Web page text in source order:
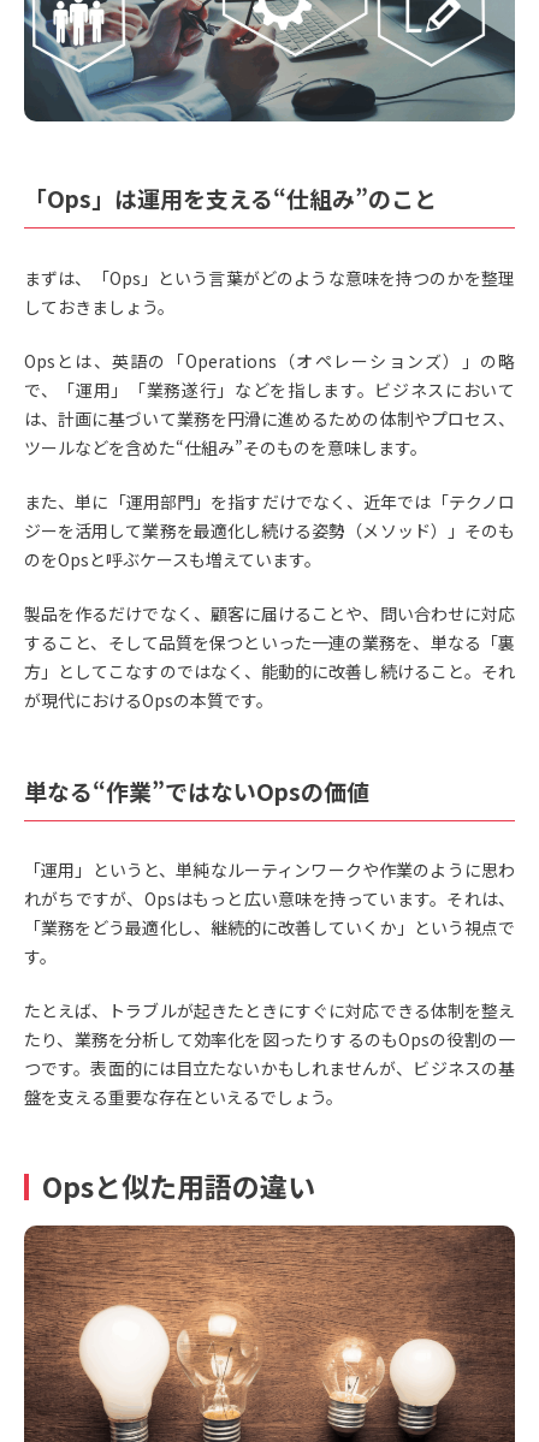
「Ops」は運用を支える“仕組み”のこと
まずは、「Ops」という言葉がどのような意味を持つのかを整理
しておきましょう。
Opsとは、英語の「Operations（オペレーションズ）」の略
で、「運用」「業務遂行」などを指します。ビジネスにおいて
は、計画に基づいて業務を円滑に進めるための体制やプロセス、
ツールなどを含めた“仕組み”そのものを意味します。
また、単に「運用部門」を指すだけでなく、近年では「テクノロ
ジーを活用して業務を最適化し続ける姿勢（メソッド）」そのも
のをOpsと呼ぶケースも増えています。
製品を作るだけでなく、顧客に届けることや、問い合わせに対応
すること、そして品質を保つといった一連の業務を、単なる「裏
方」としてこなすのではなく、能動的に改善し続けること。それ
が現代におけるOpsの本質です。
単なる“作業”ではないOpsの価値
「運用」というと、単純なルーティンワークや作業のように思わ
れがちですが、Opsはもっと広い意味を持っています。それは、
「業務をどう最適化し、継続的に改善していくか」という視点で
す。
たとえば、トラブルが起きたときにすぐに対応できる体制を整え
たり、業務を分析して効率化を図ったりするのもOpsの役割の一
つです。表面的には目立たないかもしれませんが、ビジネスの基
盤を支える重要な存在といえるでしょう。
Opsと似た用語の違い